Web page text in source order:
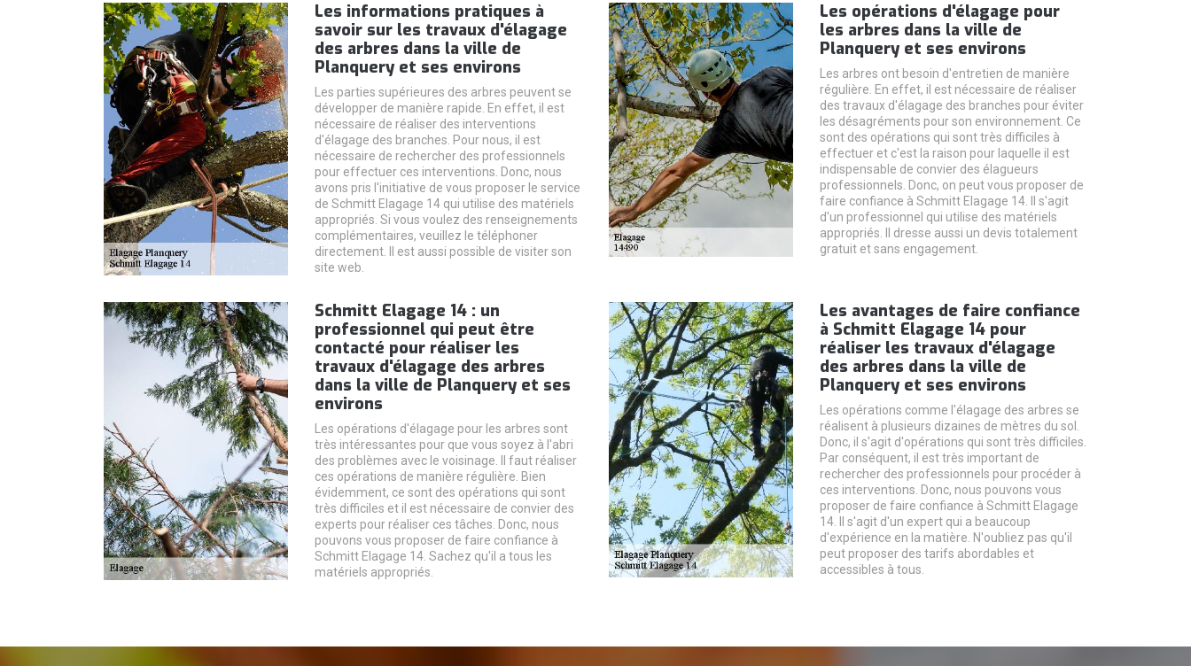
Les informations pratiques à
savoir sur les travaux d'élagage
des arbres dans la ville de
Planquery et ses environs
Les parties supérieures des arbres peuvent se
développer de manière rapide. En effet, il est
nécessaire de réaliser des interventions
d'élagage des branches. Pour nous, il est
nécessaire de rechercher des professionnels
pour effectuer ces interventions. Donc, nous
avons pris l'initiative de vous proposer le service
de Schmitt Elagage 14 qui utilise des matériels
appropriés. Si vous voulez des renseignements
complémentaires, veuillez le téléphoner
directement. Il est aussi possible de visiter son
site web.
Les opérations d'élagage pour
les arbres dans la ville de
Planquery et ses environs
Les arbres ont besoin d'entretien de manière
régulière. En effet, il est nécessaire de réaliser
des travaux d'élagage des branches pour éviter
les désagréments pour son environnement. Ce
sont des opérations qui sont très difficiles à
effectuer et c'est la raison pour laquelle il est
indispensable de convier des élagueurs
professionnels. Donc, on peut vous proposer de
faire confiance à Schmitt Elagage 14. Il s'agit
d'un professionnel qui utilise des matériels
appropriés. Il dresse aussi un devis totalement
gratuit et sans engagement.
Schmitt Elagage 14 : un
professionnel qui peut être
contacté pour réaliser les
travaux d'élagage des arbres
dans la ville de Planquery et ses
environs
Les opérations d'élagage pour les arbres sont
très intéressantes pour que vous soyez à l'abri
des problèmes avec le voisinage. Il faut réaliser
ces opérations de manière régulière. Bien
évidemment, ce sont des opérations qui sont
très difficiles et il est nécessaire de convier des
experts pour réaliser ces tâches. Donc, nous
pouvons vous proposer de faire confiance à
Schmitt Elagage 14. Sachez qu'il a tous les
matériels appropriés.
Les avantages de faire confiance
à Schmitt Elagage 14 pour
réaliser les travaux d'élagage
des arbres dans la ville de
Planquery et ses environs
Les opérations comme l'élagage des arbres se
réalisent à plusieurs dizaines de mètres du sol.
Donc, il s'agit d'opérations qui sont très difficiles.
Par conséquent, il est très important de
rechercher des professionnels pour procéder à
ces interventions. Donc, nous pouvons vous
proposer de faire confiance à Schmitt Elagage
14. Il s'agit d'un expert qui a beaucoup
d'expérience en la matière. N'oubliez pas qu'il
peut proposer des tarifs abordables et
accessibles à tous.